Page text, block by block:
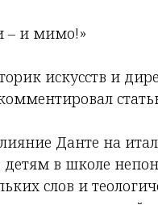
– и мимо!»
искусств и
Данте на
в школе
слов и